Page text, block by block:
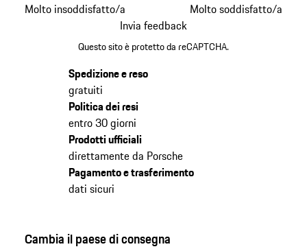
Molto insoddisfatto/a
Molto soddisfatto/a
Invia feedback
Questo sito è protetto da reCAPTCHA.
Spedizione e reso
gratuiti
Politica dei resi
entro 30 giorni
Prodotti ufficiali
direttamente da Porsche
Pagamento e trasferimento
dati sicuri
Cambia il paese di consegna